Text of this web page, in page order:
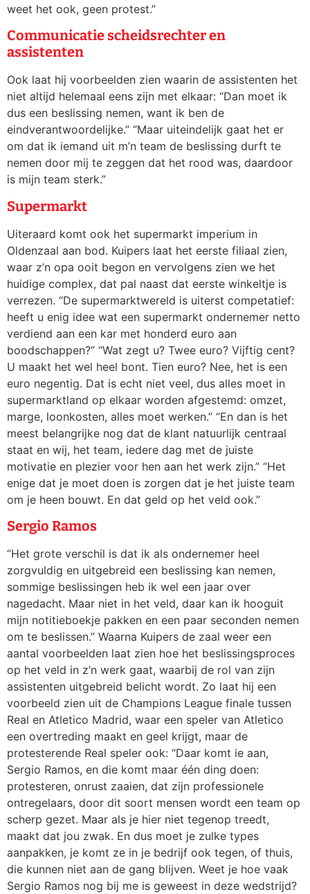
weet het ook, geen protest.”
Communicatie scheidsrechter en
assistenten
Ook laat hij voorbeelden zien waarin de assistenten het
niet altijd helemaal eens zijn met elkaar: “Dan moet ik
dus een beslissing nemen, want ik ben de
eindverantwoordelijke.” “Maar uiteindelijk gaat het er
om dat ik iemand uit m’n team de beslissing durft te
nemen door mij te zeggen dat het rood was, daardoor
is mijn team sterk.”
Supermarkt
Uiteraard komt ook het supermarkt imperium in
Oldenzaal aan bod. Kuipers laat het eerste filiaal zien,
waar z’n opa ooit begon en vervolgens zien we het
huidige complex, dat pal naast dat eerste winkeltje is
verrezen. “De supermarktwereld is uiterst competatief:
heeft u enig idee wat een supermarkt ondernemer netto
verdiend aan een kar met honderd euro aan
boodschappen?” “Wat zegt u? Twee euro? Vijftig cent?
U maakt het wel heel bont. Tien euro? Nee, het is een
euro negentig. Dat is echt niet veel, dus alles moet in
supermarktland op elkaar worden afgestemd: omzet,
marge, loonkosten, alles moet werken.” “En dan is het
meest belangrijke nog dat de klant natuurlijk centraal
staat en wij, het team, iedere dag met de juiste
motivatie en plezier voor hen aan het werk zijn.” “Het
enige dat je moet doen is zorgen dat je het juiste team
om je heen bouwt. En dat geld op het veld ook.”
Sergio Ramos
“Het grote verschil is dat ik als ondernemer heel
zorgvuldig en uitgebreid een beslissing kan nemen,
sommige beslissingen heb ik wel een jaar over
nagedacht. Maar niet in het veld, daar kan ik hooguit
mijn notitieboekje pakken en een paar seconden nemen
om te beslissen.” Waarna Kuipers de zaal weer een
aantal voorbeelden laat zien hoe het beslissingsproces
op het veld in z’n werk gaat, waarbij de rol van zijn
assistenten uitgebreid belicht wordt. Zo laat hij een
voorbeeld zien uit de Champions League finale tussen
Real en Atletico Madrid, waar een speler van Atletico
een overtreding maakt en geel krijgt, maar de
protesterende Real speler ook: “Daar komt ie aan,
Sergio Ramos, en die komt maar één ding doen:
protesteren, onrust zaaien, dat zijn professionele
ontregelaars, door dit soort mensen wordt een team op
scherp gezet. Maar als je hier niet tegenop treedt,
maakt dat jou zwak. En dus moet je zulke types
aanpakken, je komt ze in je bedrijf ook tegen, of thuis,
die kunnen niet aan de gang blijven. Weet je hoe vaak
Sergio Ramos nog bij me is geweest in deze wedstrijd?